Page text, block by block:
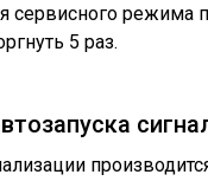
сервисного режима
5 раз.